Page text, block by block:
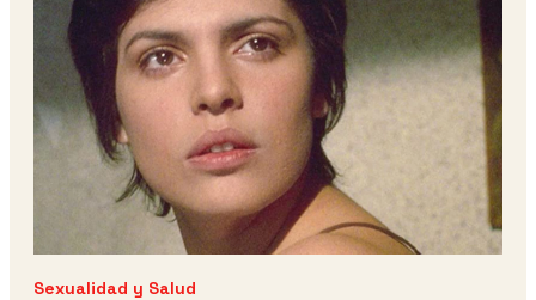
Sexualidad y Salud